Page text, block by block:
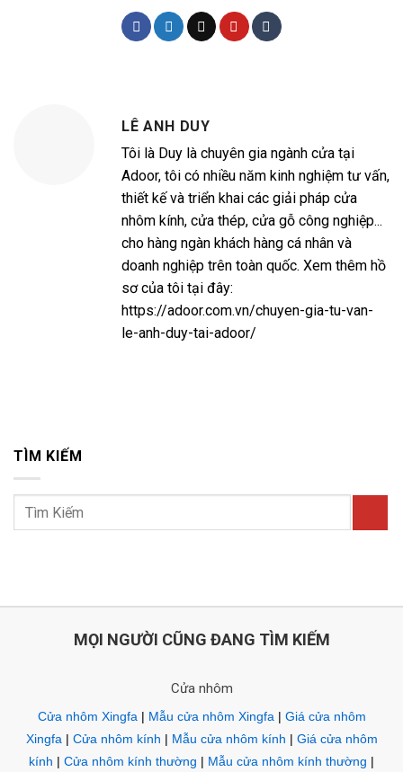
LÊ ANH DUY
Tôi là Duy là chuyên gia ngành cửa tại
Adoor, tôi có nhiều năm kinh nghiệm tư vấn,
thiết kế và triển khai các giải pháp cửa
nhôm kính, cửa thép, cửa gỗ công nghiệp...
cho hàng ngàn khách hàng cá nhân và
doanh nghiệp trên toàn quốc. Xem thêm hồ
sơ của tôi tại đây:
https://adoor.com.vn/chuyen-gia-tu-van-
le-anh-duy-tai-adoor/
TÌM KIẾM
MỌI NGƯỜI CŨNG ĐANG TÌM KIẾM
Cửa nhôm
Cửa nhôm Xingfa | Mẫu cửa nhôm Xingfa | Giá cửa nhôm
Xingfa | Cửa nhôm kính | Mẫu cửa nhôm kính | Giá cửa nhôm
kính | Cửa nhôm kính thường | Mẫu cửa nhôm kính thường |